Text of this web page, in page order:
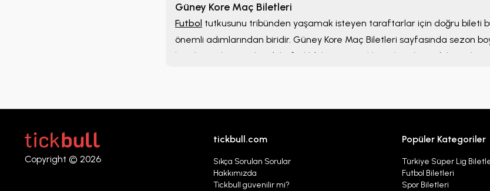
Güney Kore Maç Biletleri
Futbol tutkusunu tribünden yaşamak isteyen taraftarlar için doğru bileti
önemli adımlarından biridir. Güney Kore Maç Biletleri sayfasında sezon
karşılaşmaları inceleyebilir, farklı bilet seçeneklerini karşılaştırabilir ve
Copyright © 2026
tickbull.com
Sıkça Sorulan Sorular
Hakkımızda
Tickbull güvenilir mi?
Popüler Kategoriler
Türkiye Süper Lig
Futbol Biletleri
Spor Biletleri